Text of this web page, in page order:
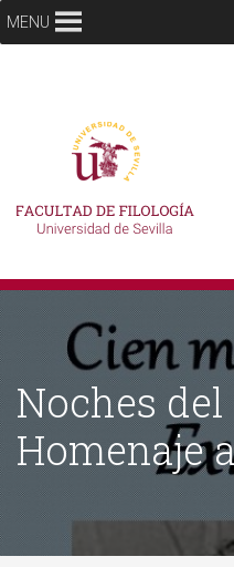
MENU
Noches
Homenaje